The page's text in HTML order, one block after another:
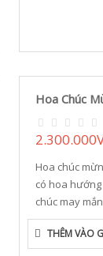
Hoa Chúc
Hoa chúc
có hoa
chúc may
THÊM VÀO